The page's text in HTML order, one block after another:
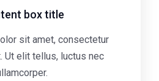
box title
sit amet, consectetur
Ut elit tellus, luctus nec